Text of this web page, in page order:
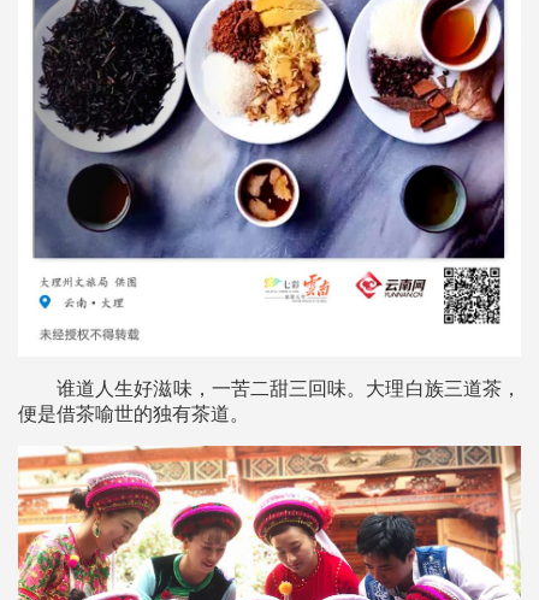
谁道人生好滋味，一苦二甜三回味。大理白族三道茶，
便是借茶喻世的独有茶道。